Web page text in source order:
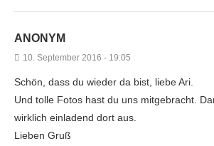
ANONYM
10. September 2016 - 19:05
Schön, dass du wieder da bist, liebe Ari.
Und tolle Fotos hast du uns mitgebracht.
wirklich einladend dort aus.
Lieben Gruß